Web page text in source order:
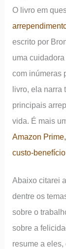
O livro em
escrito por
uma
com inúmeras
livro, ela
principais
vida. É mais
Amazon
custo-benefício
Abaixo citarei
dentre os
sobre o
sobre a
resume a